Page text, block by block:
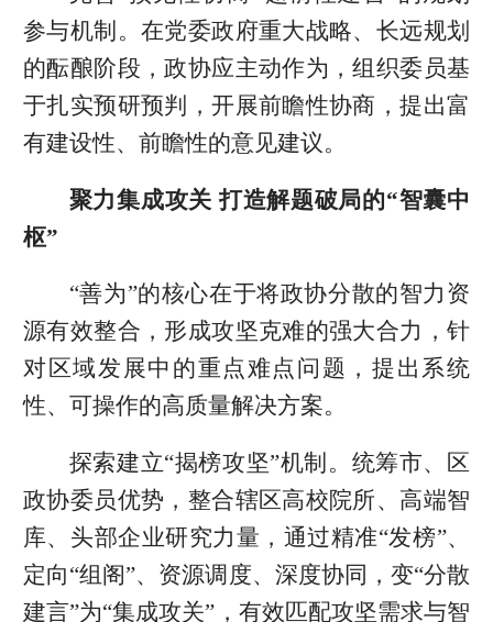
参与机制。在党委政府重大战略、长远规划
的酝酿阶段，政协应主动作为，组织委员基
于扎实预研预判，开展前瞻性协商，提出富
有建设性、前瞻性的意见建议。
聚力集成攻关 打造解题破局的“智囊中
枢”
“善为”的核心在于将政协分散的智力资
源有效整合，形成攻坚克难的强大合力，针
对区域发展中的重点难点问题，提出系统
性、可操作的高质量解决方案。
探索建立“揭榜攻坚”机制。统筹市、区
政协委员优势，整合辖区高校院所、高端智
库、头部企业研究力量，通过精准“发榜”、
定向“组阁”、资源调度、深度协同，变“分散
建言”为“集成攻关”，有效匹配攻坚需求与智